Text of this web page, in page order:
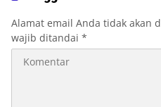
Alamat email Anda tidak akan
wajib ditandai *